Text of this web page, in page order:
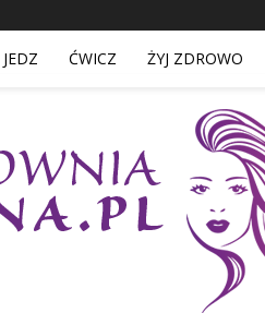
JEDZ ĆWICZ ŻYJ ZDROWO